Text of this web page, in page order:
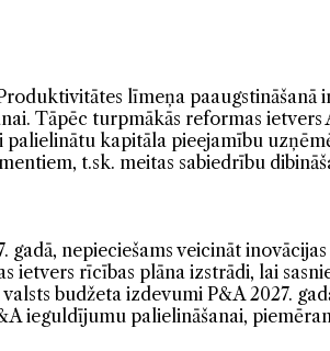
līmeņa paaugstināšanā
Tāpēc turpmākās reformas ietvers
kapitāla pieejamību
t.sk. meitas sabiedrību
nepieciešams veicināt
ietvers rīcības plāna izstrādi, lai
budžeta izdevumi P&A 2027.
ieguldījumu palielināšanai,